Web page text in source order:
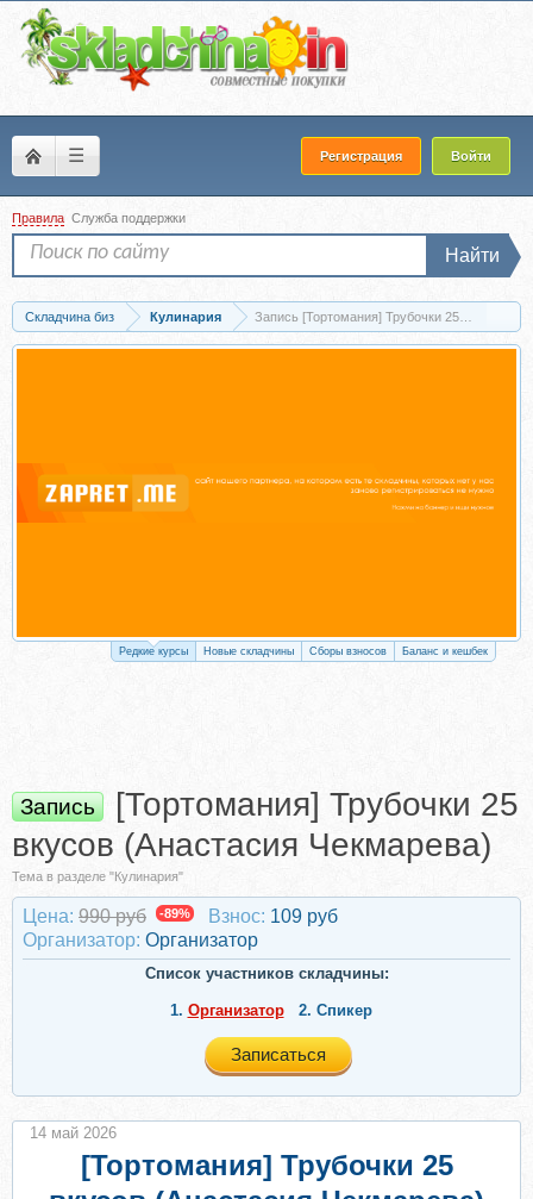
☰ Регистрация Войти
Правила Служба поддержки
Найти
Складчина биз Кулинария Запись [Тортомания] Трубочки 25 вкусов
Редкие курсы Новые складчины Сборы взносов Баланс и кешбек
Запись
[Тортомания] Трубочки 25
вкусов (Анастасия Чекмарева)
Тема в разделе "Кулинария"
Цена: 990 руб -89% Взнос: 109 руб
Организатор: Организатор
Список участников складчины:
1. Организатор 2. Спикер
Записаться
[Тортомания] Трубочки 25
14 май 2026